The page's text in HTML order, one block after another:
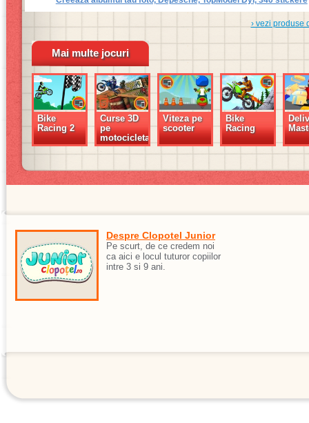
› vezi produse
Mai multe jocuri
Bike
Racing 2
Curse 3D
pe
motocicleta
Viteza pe
scooter
Bike
Racing
Despre Clopotel Junior
Pe scurt, de ce credem noi
ca aici e locul tuturor copiilor
intre 3 si 9 ani.